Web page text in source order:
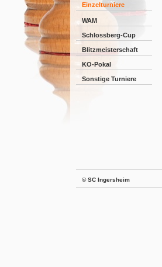
Einzelturniere
WAM
Schlossberg-Cup
Blitzmeisterschaft
KO-Pokal
Sonstige Turniere
© SC Ingersheim